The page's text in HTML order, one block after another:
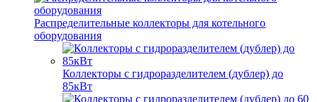
Распределительные коллекторы для котельного
оборудования
Коллекторы с гидроразделителем (дублер) до
85кВт